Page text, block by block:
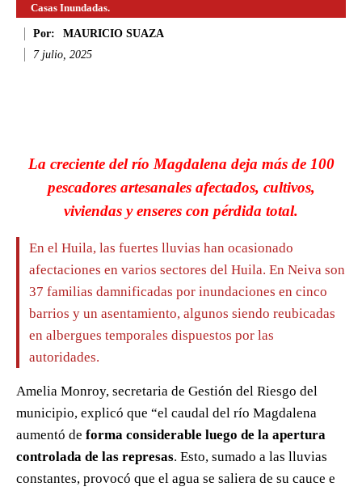
Casas Inundadas.
Por:
MAURICIO SUAZA
7 julio, 2025
La creciente del río Magdalena deja más de 100
pescadores artesanales afectados, cultivos,
viviendas y enseres con pérdida total.
En el Huila, las fuertes lluvias han ocasionado
afectaciones en varios sectores del Huila. En Neiva son
37 familias damnificadas por inundaciones en cinco
barrios y un asentamiento, algunos siendo reubicadas
en albergues temporales dispuestos por las
autoridades.
Amelia Monroy, secretaria de Gestión del Riesgo del
municipio, explicó que “el caudal del río Magdalena
aumentó de forma considerable luego de la apertura
controlada de las represas. Esto, sumado a las lluvias
constantes, provocó que el agua se saliera de su cauce e